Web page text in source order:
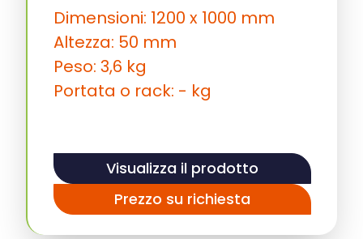
Dimensioni: 1200 x 1000 mm
Altezza: 50 mm
Peso: 3,6 kg
Portata o rack: - kg
Visualizza il prodotto
Prezzo su richiesta